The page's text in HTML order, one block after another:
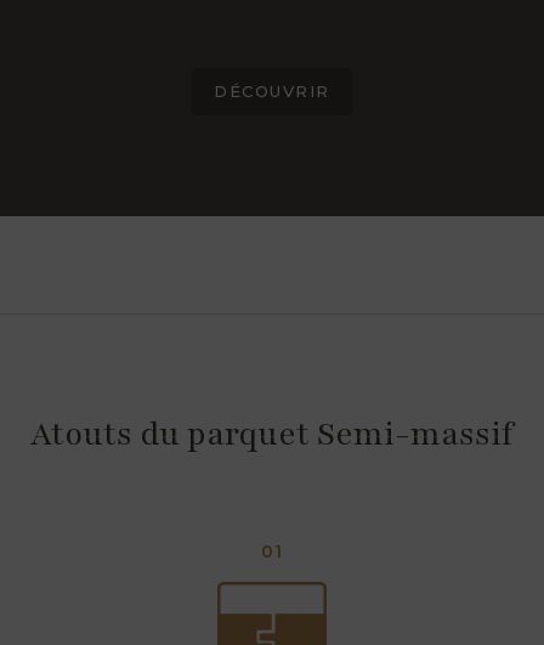
DÉCOUVRIR
Atouts du parquet Semi-massif
01